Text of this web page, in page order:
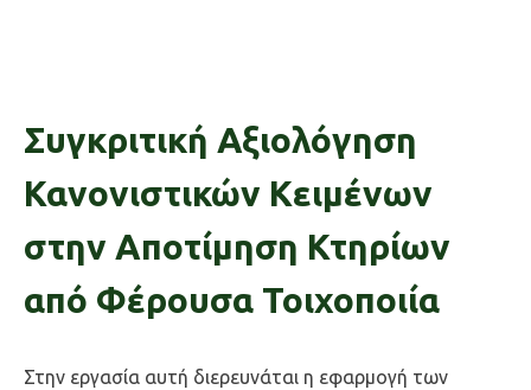
Συγκριτική Αξιολόγηση
Κανονιστικών Κειμένων
στην Αποτίμηση Κτηρίων
από Φέρουσα Τοιχοποιία
Στην εργασία αυτή διερευνάται η εφαρμογή των